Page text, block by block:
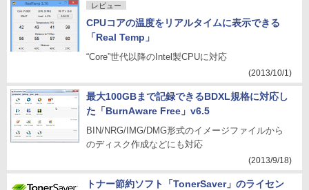
レビュー
CPUコアの温度をリアルタイムに表示できる
「Real Temp」
“Core”世代以降のIntel製CPUに対応
(2013/10/1)
最大100GBまで記録できるBDXL規格に対応し
た「BurnAware Free」v6.5
BIN/NRG/IMG/DMG形式のイメージファイルから
のディスク作成などにも対応
(2013/9/18)
トナー節約ソフト「TonerSaver」のライセン